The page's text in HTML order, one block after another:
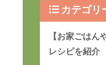
カテゴリ
【お家ごはん
レシピを紹介